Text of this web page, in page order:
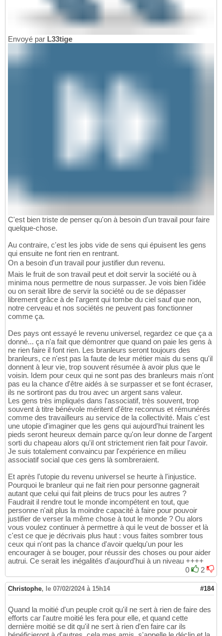
Envoyé par L33tige
C'est bien triste de penser qu'on à besoin d'un travail pour faire
quelque-chose.
Au contraire, c'est les jobs vide de sens qui épuisent les gens
qui ensuite ne font rien en rentrant.
On a besoin d'un travail pour justifier dun revenu.
Mais le fruit de son travail peut et doit servir la société ou à
minima nous permettre de nous surpasser. Je vois bien l'idée
ou on serait libre de servir la société ou de se dépasser
librement grâce à de l'argent qui tombe du ciel sauf que non,
notre cerveau et nos sociétés ne peuvent pas fonctionner
comme ça.
Des pays ont essayé le revenu universel, regardez ce que ça a
donné... ça n'a fait que démontrer que quand on paie les gens à
ne rien faire il font rien. Les branleurs seront toujours des
branleurs, ce n'est pas la faute de leur métier mais du sens qu'il
donnent à leur vie, trop souvent résumée à avoir plus que le
voisin. Idem pour ceux qui ne sont pas des branleurs mais n'ont
pas eu la chance d'être aidés à se surpasser et se font écraser,
ils ne sortiront pas du trou avec un argent sans valeur.
Les gens très impliqués dans l'associatif, très souvent, trop
souvent à titre bénévole méritent d'être reconnus et rémunérés
comme des travailleurs au service de la collectivité. Mais c'est
une utopie d'imaginer que les gens qui aujourd'hui trainent les
pieds seront heureux demain parce qu'on leur donne de l'argent
sorti du chapeau alors qu'il ont strictement rien fait pour l'avoir.
Je suis totalement convaincu par l'expérience en milieu
associatif social que ces gens là sombreraient.
Et après l'utopie du revenu universel se heurte à l'injustice.
Pourquoi le branleur qui ne fait rien pour personne gagnerait
autant que celui qui fait pleins de trucs pour les autres ?
Faudrait il rendre tout le monde incompétent en tout, que
personne n'ait plus la moindre capacité à faire pour pouvoir
justifier de verser la même chose à tout le monde ? Ou alors
vous voulez continuer à permettre à qui le veut de bosser et là
c'est ce que je décrivais plus haut : vous faites sombrer tous
ceux qui n'ont pas la chance d'avoir quelqu'un pour les
encourager à se bouger, pour réussir des choses ou pour aider
autrui. Ce serait les inégalités d'aujourd'hui à un niveau ++++
0
2
Christophe, le 07/02/2024 à 15h14 #184
Quand la moitié d'un peuple croit qu'il ne sert à rien de faire des
efforts car l'autre moitié les fera pour elle, et quand cette
dernière moitié se dit qu'il ne sert à rien d'en faire car ils